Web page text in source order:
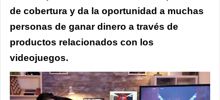
de cobertura y da la oportunidad a muchas
personas de ganar dinero a través de
productos relacionados con los
videojuegos.